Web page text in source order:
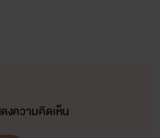
งความคิดเห็น